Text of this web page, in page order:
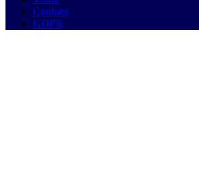
Cookies
GDPR